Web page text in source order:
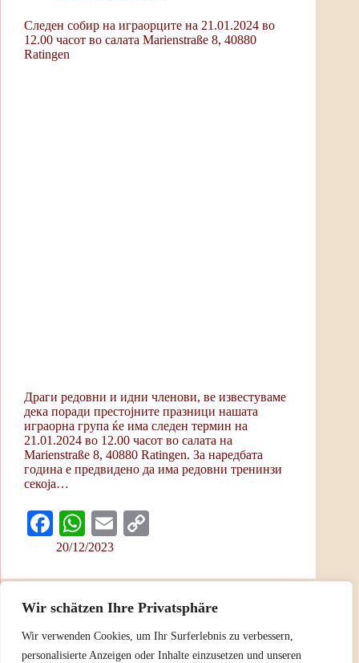
Wir schätzen Ihre Privatsphäre
Wir verwenden Cookies, um Ihr Surferlebnis zu verbessern,
personalisierte Anzeigen oder Inhalte einzusetzen und unseren
Следен собир на играорците на 21.01.2024 во
12.00 часот во салата Marienstraße 8, 40880
Ratingen
Драги редовни и идни членови, ве известуваме
дека поради престојните празници нашата
играорна група ќе има следен термин на
21.01.2024 во 12.00 часот во салата на
Marienstraße 8, 40880 Ratingen. За наредбата
година е предвидено да има редовни тренинзи
секоја…
Fa
ce
bo
ok
W
ha
ts
A
pp
E
ail y
Li
nk
20/12/2023
PREV NEXT